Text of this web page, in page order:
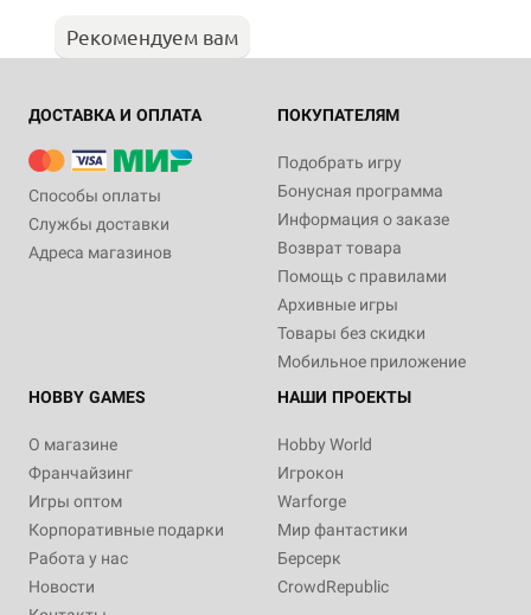
Рекомендуем вам
ДОСТАВКА И ОПЛАТА
Способы оплаты
Службы доставки
Адреса магазинов
ПОКУПАТЕЛЯМ
Подобрать игру
Бонусная программа
Информация о заказе
Возврат товара
Помощь с правилами
Архивные игры
Товары без скидки
Мобильное приложение
HOBBY GAMES
О магазине
Франчайзинг
Игры оптом
Корпоративные подарки
Работа у нас
Новости
НАШИ ПРОЕКТЫ
Hobby World
Игрокон
Warforge
Мир фантастики
Берсерк
CrowdRepublic